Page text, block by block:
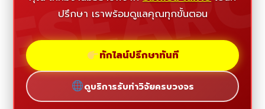
ปรึกษา เราพร้อมดูแลคุณทุกขั้นตอน
ทักไลน์ปรึกษาทันที
ดูบริการรับทำวิจัยครบวงจร